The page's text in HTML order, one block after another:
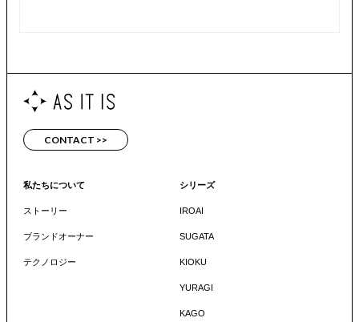
CONTACT >>
私たちについて
ストーリー
ブランドオーナー
テクノロジー
シリーズ
IROAI
SUGATA
KIOKU
YURAGI
KAGO